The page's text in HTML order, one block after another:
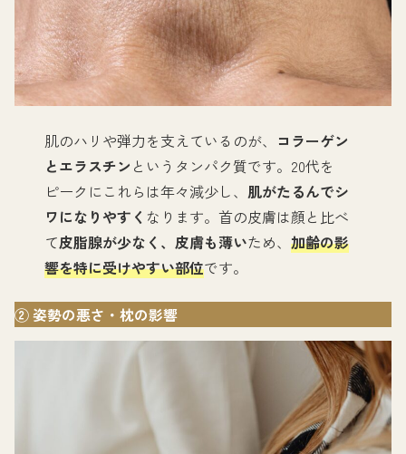
肌のハリや弾力を支えているのが、 コラーゲン
とエラスチン というタンパク質です。20代を
ピークにこれらは年々減少し、肌がたるんでシ
ワになりやすく なります。首の皮膚は顔と比べ
て皮脂腺が少なく、皮膚も薄いため、加齢の影
響を特に受けやすい部位です。
② 姿勢の悪さ・枕の影響